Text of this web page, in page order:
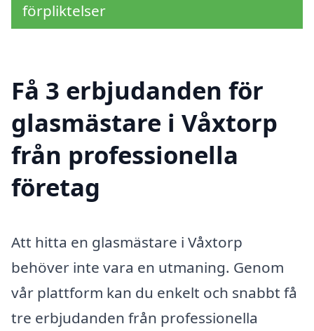
förpliktelser
Få 3 erbjudanden för
glasmästare i Våxtorp
från professionella
företag
Att hitta en glasmästare i Våxtorp
behöver inte vara en utmaning. Genom
vår plattform kan du enkelt och snabbt få
tre erbjudanden från professionella